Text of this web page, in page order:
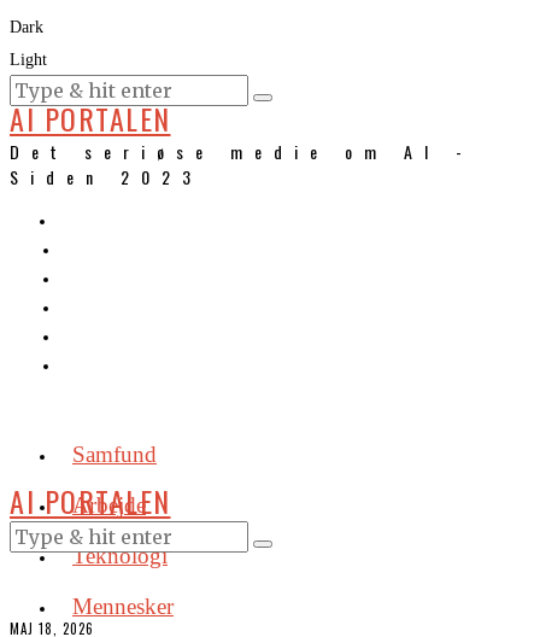
Dark
Light
KURSER
AI PORTALEN
Det seriøse medie om AI -
Siden 2023
Samfund
Arbejde
Teknologi
Mennesker
AI PORTALEN
MAJ 18, 2026